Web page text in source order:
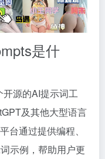
是什
源的AI提示词工
及其他大型语言
台通过提供编程、
示例，帮助用户更